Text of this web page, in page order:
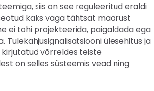
siis on see reguleeritud eraldi
kaks väga tähtsat määrust
ei tohi projekteerida, paigaldada ega
ülesehitus ja
võrreldes teiste
on selles süsteemis vead ning